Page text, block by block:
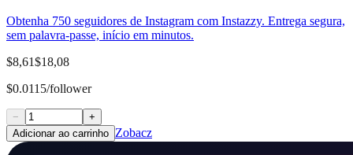
Obtenha 750 seguidores de Instagram com Instazzy. Entrega segura,
sem palavra-passe, início em minutos.
$8,61$18,08
$0.0115/follower
−
+
Adicionar ao carrinho Zobacz